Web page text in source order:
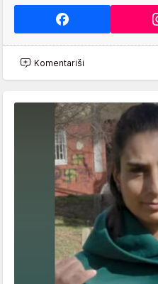
Komentariši